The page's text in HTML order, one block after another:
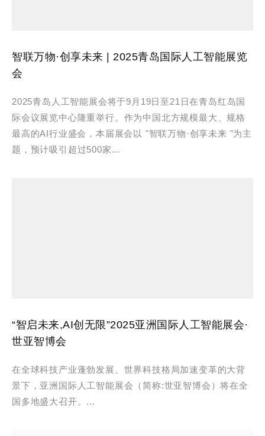
智联万物·创享未来 | 2025青岛国际人工智能展览
会
2025青岛人工智能展会将于9月19日至21日在青岛红岛国
际会议展览中心隆重举行。作为中国北方规模最大、规格
最高的AI行业盛会，本届展会以 "智联万物·创享未来 "为主
题，预计吸引超过500家...
“智启未来,AI创无限”2025亚洲国际人工智能展会·
世亚智博会
在全球科技产业蓬勃发展、世界科技格局加速变革的大背
景下，亚洲国际人工智能展会（简称:世亚智博会）将在全
国多地盛大召开。...